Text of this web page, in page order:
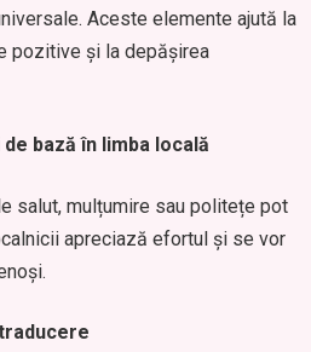
Aceste elemente ajută la
pozitive și la depășirea
bază în limba locală
salut, mulțumire sau politețe pot
apreciază efortul și se vor